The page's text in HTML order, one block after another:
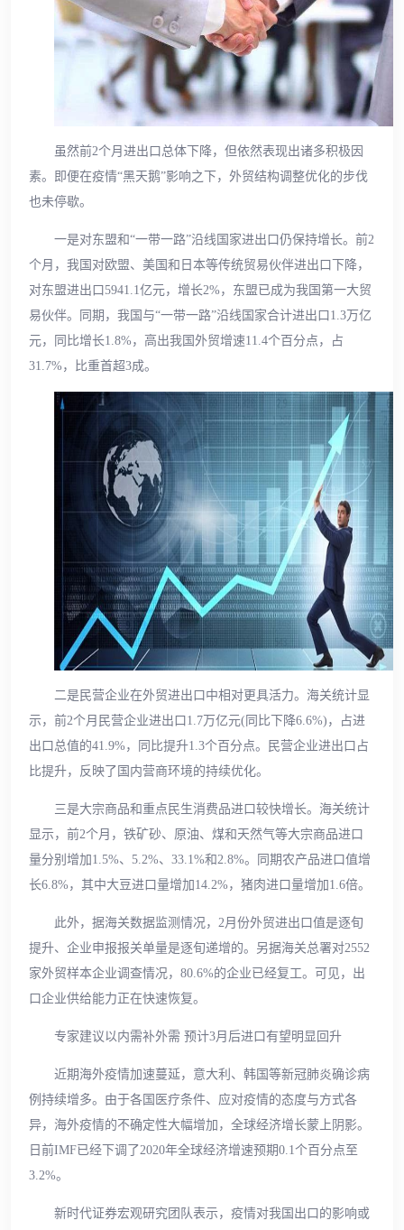
虽然前2个月进出口总体下降，但依然表现出诸多积极因
素。即便在疫情“黑天鹅”影响之下，外贸结构调整优化的步伐
也未停歇。
一是对东盟和“一带一路”沿线国家进出口仍保持增长。前2
个月，我国对欧盟、美国和日本等传统贸易伙伴进出口下降，
对东盟进出口5941.1亿元，增长2%，东盟已成为我国第一大贸
易伙伴。同期，我国与“一带一路”沿线国家合计进出口1.3万亿
元，同比增长1.8%，高出我国外贸增速11.4个百分点，占
31.7%，比重首超3成。
二是民营企业在外贸进出口中相对更具活力。海关统计显
示，前2个月民营企业进出口1.7万亿元(同比下降6.6%)，占进
出口总值的41.9%，同比提升1.3个百分点。民营企业进出口占
比提升，反映了国内营商环境的持续优化。
三是大宗商品和重点民生消费品进口较快增长。海关统计
显示，前2个月，铁矿砂、原油、煤和天然气等大宗商品进口
量分别增加1.5%、5.2%、33.1%和2.8%。同期农产品进口值增
长6.8%，其中大豆进口量增加14.2%，猪肉进口量增加1.6倍。
此外，据海关数据监测情况，2月份外贸进出口值是逐旬
提升、企业申报报关单量是逐旬递增的。另据海关总署对2552
家外贸样本企业调查情况，80.6%的企业已经复工。可见，出
口企业供给能力正在快速恢复。
专家建议以内需补外需 预计3月后进口有望明显回升
近期海外疫情加速蔓延，意大利、韩国等新冠肺炎确诊病
例持续增多。由于各国医疗条件、应对疫情的态度与方式各
异，海外疫情的不确定性大幅增加，全球经济增长蒙上阴影。
日前IMF已经下调了2020年全球经济增速预期0.1个百分点至
3.2%。
新时代证券宏观研究团队表示，疫情对我国出口的影响或